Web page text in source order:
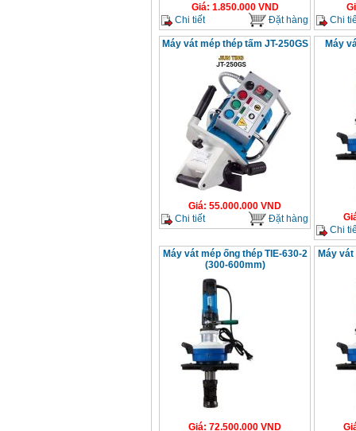
Giá: 1.850.000VND
Chi tiết
Đặt hàng
Chi
Máy vát mép thép tấm JT-250GS
Giá: 55.000.000 VND
Chi tiết
Đặt hàng
Máy
Chi
Máy vát mép ống thép TIE-630-2
(300-600mm)
Giá: 72.500.000 VND
Máy vát